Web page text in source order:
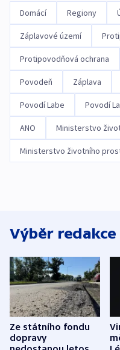
Domácí Regiony
Záplavové území
Protipovodňová ochrana
Povodeň Záplava
Povodí Labe Povodí
ANO Ministerstvo
Ministerstvo životního
Výběr redakce
Ze státního fondu
dopravy